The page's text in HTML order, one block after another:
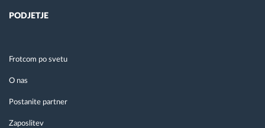
PODJETJE
Frotcom po svetu
O nas
Postanite partner
Zaposlitev